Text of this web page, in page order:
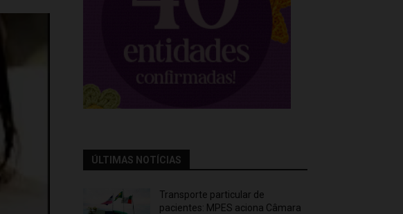
ÚLTIMAS NOTÍCIAS
Transporte particular de
pacientes: MPES aciona Câmara